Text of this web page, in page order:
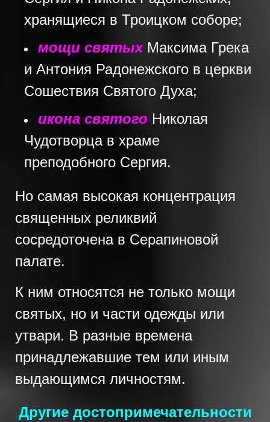
хранящиеся в Троицком соборе;
мощи святыхМаксима Грека
и Антония Радонежского в церкви
Сошествия Святого Духа;
икона святого Николая
Чудотворца в храме
преподобного Сергия.
Но самая высокая концентрация
священных реликвий
сосредоточена в Серапиновой
палате.
К ним относятся не только мощи
святых, но и части одежды или
утвари. В разные времена
принадлежавшие тем или иным
выдающимся личностям.
Другие достопримечательности